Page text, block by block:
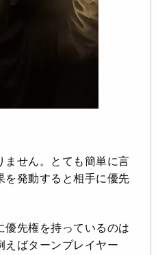
ません。とても簡単に言
を発動すると相手に優先
優先権を持っているのは
えばターンプレイヤー